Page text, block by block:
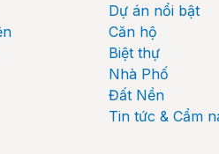
Dự án nổi bật
Căn hộ
Biệt thự
Nhà Phố
Đất Nền
Tin tức & Cẩm